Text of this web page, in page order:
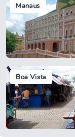
Manaus
Boa Vista